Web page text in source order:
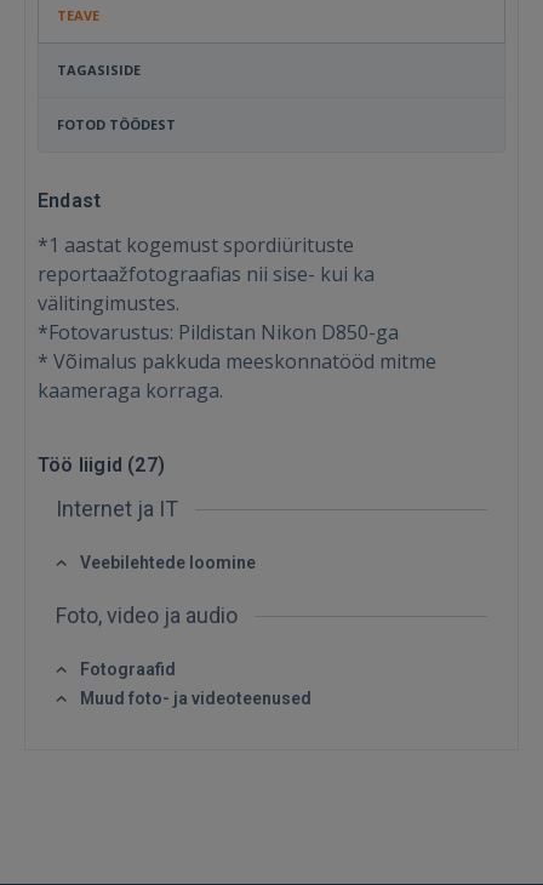
TEAVE
TAGASISIDE
FOTOD TÖÖDEST
Endast
*1 aastat kogemust spordiürituste
reportaažfotograafias nii sise- kui ka
välitingimustes.
*Fotovarustus: Pildistan Nikon D850-ga
* Võimalus pakkuda meeskonnatööd mitme
kaameraga korraga.
Töö liigid (27)
Internet ja IT
Veebilehtede loomine
Foto, video ja audio
Fotograafid
Muud foto- ja videoteenused